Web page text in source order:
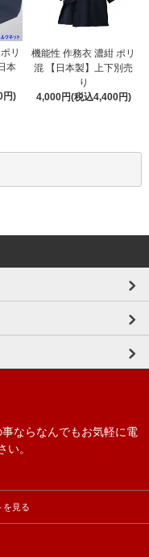
リ
本
円)
機能性 作務衣 濃紺 ポリ
混 【日本製】上下別売
り
4,000円(税込4,400円)
ならなんでもお気軽に電
い。
を見る